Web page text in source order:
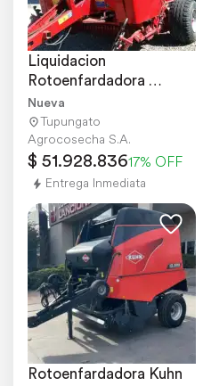
Liquidacion
Rotoenfardadora
Mainero 5871 Nueva
Nueva
Tupungato
Agrocosecha S.A.
$ 51.928.83617% OFF
Entrega Inmediata
Rotoenfardadora Kuhn